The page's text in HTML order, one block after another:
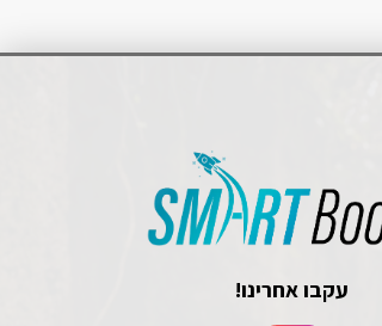
עקבו אחרינו!